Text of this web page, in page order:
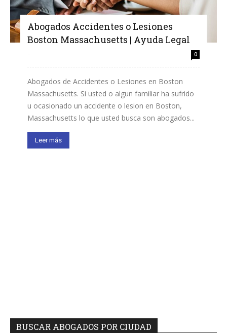
Abogados Accidentes o Lesiones
Boston Massachusetts | Ayuda Legal
- 0
Abogados de Accidentes o Lesiones en Boston
Massachusetts. Si usted o algun familiar ha sufrido
u ocasionado un accidente o lesion en Boston,
Massachusetts lo que usted busca son abogados...
Leer más
BUSCAR ABOGADOS POR CIUDAD